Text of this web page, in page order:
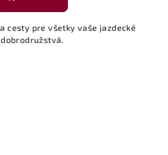
z
5
cesty pre všetky vaše jazdecké
dobrodružstvá.